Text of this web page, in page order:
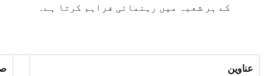
کے ہر شعبہ میں رہنمائی فراہم کرتا ہے۔
عناوین